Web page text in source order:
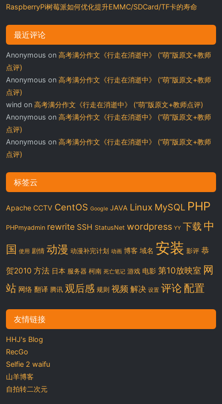
RaspberryPi树莓派如何优化提升EMMC/SDCard/TF卡的寿命
最近评论
Anonymous on 高考满分作文《行走在消逝中》 (“萌”版原文+教师
点评)
Anonymous on 高考满分作文《行走在消逝中》 (“萌”版原文+教师
点评)
wind on 高考满分作文《行走在消逝中》 (“萌”版原文+教师点评)
Anonymous on 高考满分作文《行走在消逝中》 (“萌”版原文+教师
点评)
Anonymous on 高考满分作文《行走在消逝中》 (“萌”版原文+教师
点评)
标签云
Apache CCTV CentOS Google JAVA Linux MySQL PHP
PHPmyadmin rewrite SSH StatusNet wordpress YY 下载 中
国 使用 剧情 动漫 动漫补完计划 动画 博客 域名 安装 影评 恭
贺2010 方法 日本 服务器 柯南 死亡笔记 游戏 电影 第10放映室 网
站 网络 翻译 腾讯 观后感 规则 视频 解决 设置 评论 配置
友情链接
HHJ's Blog
RecGo
Selfie 2 waifu
山羊博客
自拍转二次元